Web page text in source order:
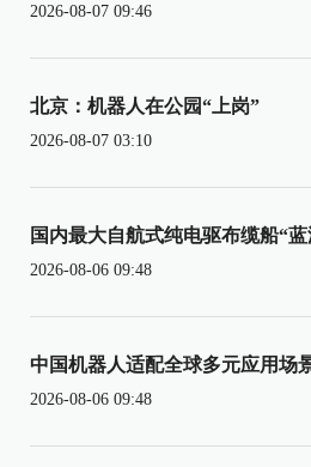
2026-08-07 09:46
北京：机器人在公园“上岗”
2026-08-07 03:10
国内最大自航式纯电驱布缆船“
2026-08-06 09:48
中国机器人适配全球多元应用场
2026-08-06 09:48